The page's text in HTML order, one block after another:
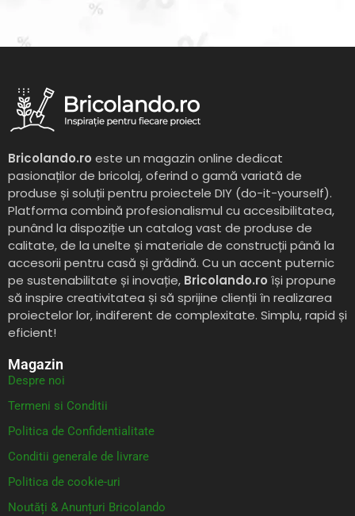
Bricolando.ro este un magazin online dedicat
pasionaților de bricolaj, oferind o gamă variată de
produse și soluții pentru proiectele DIY (do-it-yourself).
Platforma combină profesionalismul cu accesibilitatea,
punând la dispoziție un catalog vast de produse de
calitate, de la unelte și materiale de construcții până la
accesorii pentru casă și grădină. Cu un accent puternic
pe sustenabilitate și inovație, Bricolando.ro își propune
să inspire creativitatea și să sprijine clienții în realizarea
proiectelor lor, indiferent de complexitate. Simplu, rapid și
eficient!
Magazin
Despre noi
Termeni si Conditii
Politica de Confidentialitate
Conditii generale de livrare
Politica de cookie-uri
Noutăți & Anunțuri Bricolando